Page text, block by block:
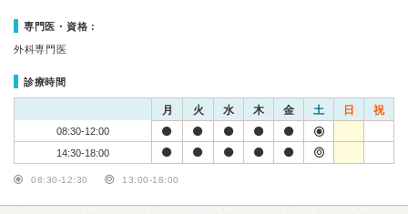
専門医・資格：
外科専門医
診療時間
月 火 水 木 金 土 日 祝
08:30-12:00
14:30-18:00
08:30-12:30 13:00-18:00